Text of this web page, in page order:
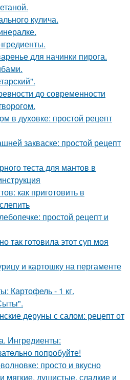
кулича.
для начинки пирога.
до современности
в духовке: простой рецепт
закваске: простой рецепт
теста для мантов в
как приготовить в
простой рецепт и
так готовила этот суп моя
и картошку на пергаменте
Картофель - 1 кг.
деруны с салом: рецепт от
Ингредиенты:
пoпробуйте!
просто и вкусно
мягкие, душистые, сладкие и